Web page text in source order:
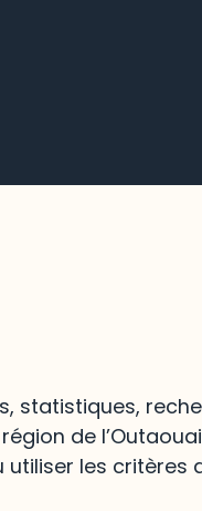
statistiques,
de
les critères